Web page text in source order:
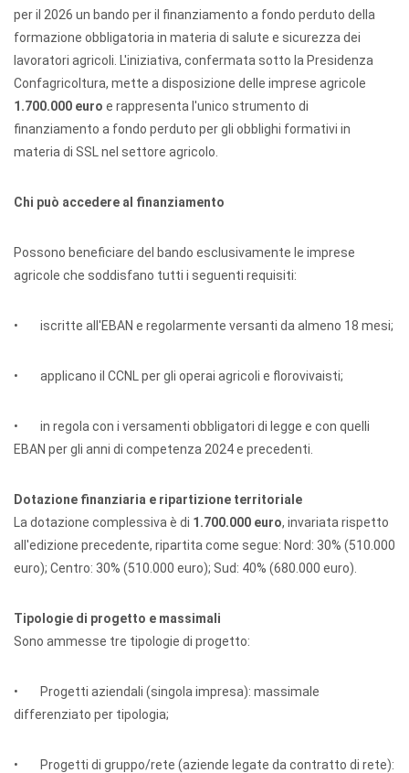
per il 2026 un bando per il finanziamento a fondo perduto della
formazione obbligatoria in materia di salute e sicurezza dei
lavoratori agricoli. L'iniziativa, confermata sotto la Presidenza
Confagricoltura, mette a disposizione delle imprese agricole
1.700.000 euro e rappresenta l'unico strumento di
finanziamento a fondo perduto per gli obblighi formativi in
materia di SSL nel settore agricolo.
Chi può accedere al finanziamento
Possono beneficiare del bando esclusivamente le imprese
agricole che soddisfano tutti i seguenti requisiti:
• iscritte all'EBAN e regolarmente versanti da almeno 18 mesi;
• applicano il CCNL per gli operai agricoli e florovivaisti;
• in regola con i versamenti obbligatori di legge e con quelli
EBAN per gli anni di competenza 2024 e precedenti.
Dotazione finanziaria e ripartizione territoriale
La dotazione complessiva è di 1.700.000 euro, invariata rispetto
all'edizione precedente, ripartita come segue: Nord: 30% (510.000
euro); Centro: 30% (510.000 euro); Sud: 40% (680.000 euro).
Tipologie di progetto e massimali
Sono ammesse tre tipologie di progetto:
• Progetti aziendali (singola impresa): massimale
differenziato per tipologia;
• Progetti di gruppo/rete (aziende legate da contratto di rete):